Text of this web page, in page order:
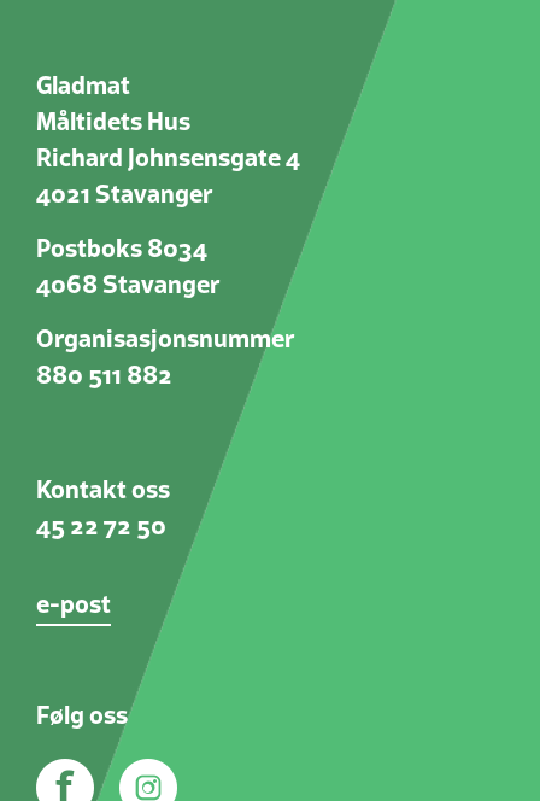
Gladmat
Måltidets Hus
Richard Johnsensgate 4
4021 Stavanger
Postboks 8034
4068 Stavanger
Organisasjonsnummer
880 511 882
Kontakt oss
45 22 72 50
e-post
Følg oss